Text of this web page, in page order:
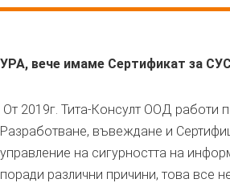
УРА, вече имаме Сертификат за
От 2019г. Тита-Консулт ООД работи
Разработване, въвеждане и
управление на сигурността на
поради различни причини, това все